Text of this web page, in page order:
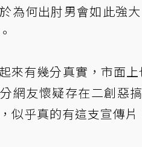
為何出肘男會如此強
來有幾分真實，市面
網友懷疑存在二創惡
似乎真的有這支宣傳片